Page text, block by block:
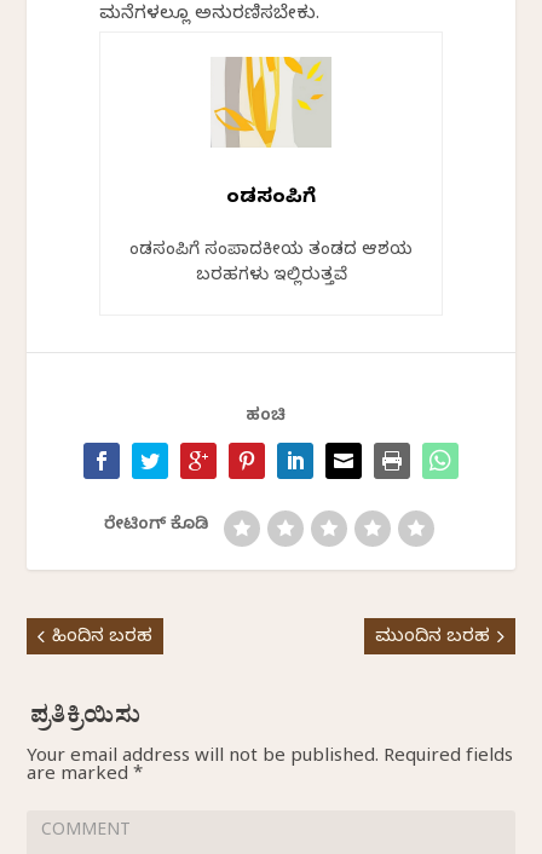
ಮನೆಗಳಲ್ಲೂ ಅನುರಣಿಸಬೇಕು.
ಕೆಂಡಸಂಪಿಗೆ
ಕೆಂಡಸಂಪಿಗೆ ಸಂಪಾದಕೀಯ ತಂಡದ ಆಶಯ
ಬರಹಗಳು ಇಲ್ಲಿರುತ್ತವೆ
ಹಂಚಿ
ರೇಟಿಂಗ್ ಕೊಡಿ
ಹಿಂದಿನ ಬರಹ ಮುಂದಿನ ಬರಹ
Your email address will not be published. Required fields
are marked *